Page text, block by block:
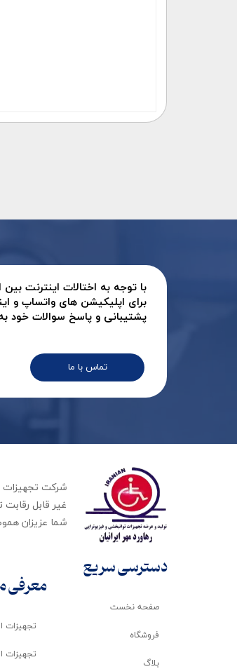
تماس با ما
با توجه به اختالات اینترنت
برای اپلیکیشن های واتساپ و
پشتیبانی و پاسخ سوالات خود به
غیر قابل
شما عزیزان
تجهیزات
تجهیزات
صفحه نخست
فروشگاه
بلاگ
دسترسی سریع
معرفی